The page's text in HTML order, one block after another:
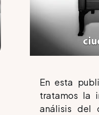
En esta
tratamos la
análisis del